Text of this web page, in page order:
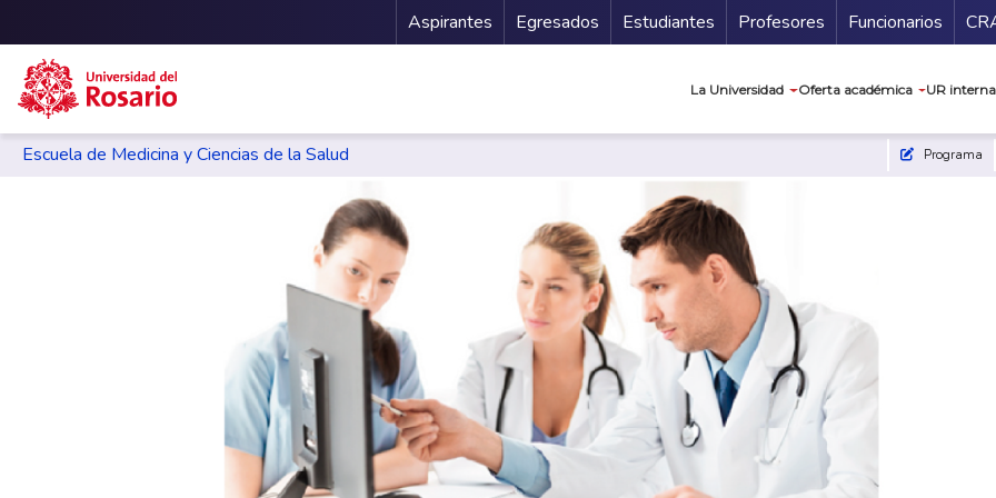
Menu Secundario
Aspirantes Egresados Estudiantes Profesores Funcionarios
La Universidad Oferta académica UR
Escuela de Medicina y Ciencias de la Salud Programa